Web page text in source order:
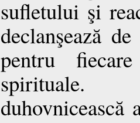
sufletului şi
declanşează
pentru
duhovnicească